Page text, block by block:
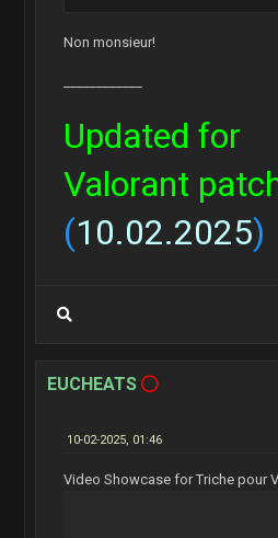
Non monsieur!
Updated for
Valorant
(10.02.2025)
EUCHEATS
10-02-2025, 01:46
Video Showcase for Triche pour